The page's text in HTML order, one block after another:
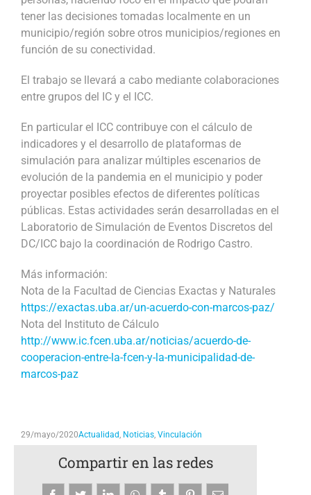
tener las decisiones tomadas localmente en un
municipio/región sobre otros municipios/regiones en
función de su conectividad.
El trabajo se llevará a cabo mediante colaboraciones
entre grupos del IC y el ICC.
En particular el ICC contribuye con el cálculo de
indicadores y el desarrollo de plataformas de
simulación para analizar múltiples escenarios de
evolución de la pandemia en el municipio y poder
proyectar posibles efectos de diferentes políticas
públicas. Estas actividades serán desarrolladas en el
Laboratorio de Simulación de Eventos Discretos del
DC/ICC bajo la coordinación de Rodrigo Castro.
Más información:
Nota de la Facultad de Ciencias Exactas y Naturales
https://exactas.uba.ar/un-acuerdo-con-marcos-paz/
Nota del Instituto de Cálculo
http://www.ic.fcen.uba.ar/noticias/acuerdo-de-
cooperacion-entre-la-fcen-y-la-municipalidad-de-
marcos-paz
29/mayo/2020Actualidad, Noticias, Vinculación
Compartir en las redes